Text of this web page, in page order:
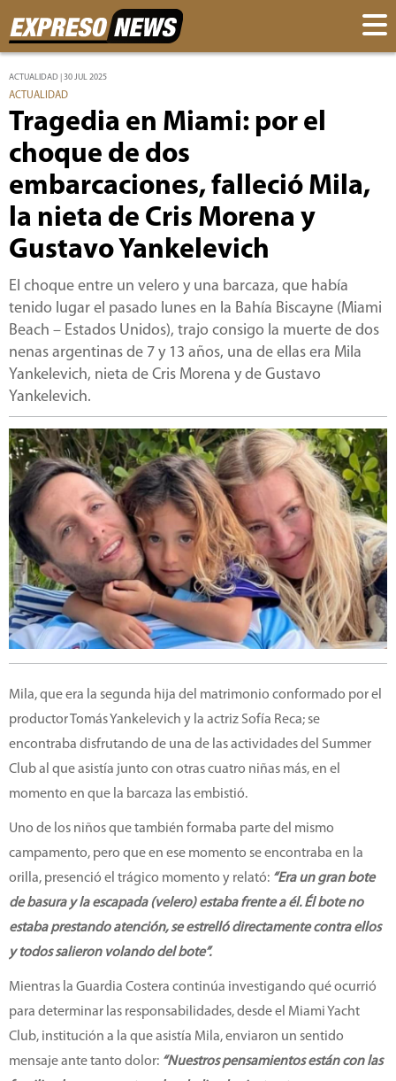
ACTUALIDAD | 30 JUL 2025
ACTUALIDAD
Tragedia en Miami: por el
choque de dos
embarcaciones, falleció Mila,
la nieta de Cris Morena y
Gustavo Yankelevich
El choque entre un velero y una barcaza, que había
tenido lugar el pasado lunes en la Bahía Biscayne (Miami
Beach – Estados Unidos), trajo consigo la muerte de dos
nenas argentinas de 7 y 13 años, una de ellas era Mila
Yankelevich, nieta de Cris Morena y de Gustavo
Yankelevich.
Mila, que era la segunda hija del matrimonio conformado por el
productor Tomás Yankelevich y la actriz Sofía Reca; se
encontraba disfrutando de una de las actividades del Summer
Club al que asistía junto con otras cuatro niñas más, en el
momento en que la barcaza las embistió.
Uno de los niños que también formaba parte del mismo
campamento, pero que en ese momento se encontraba en la
orilla, presenció el trágico momento y relató: “Era un gran bote
de basura y la escapada (velero) estaba frente a él. Él bote no
estaba prestando atención, se estrelló directamente contra ellos
y todos salieron volando del bote”.
Mientras la Guardia Costera continúa investigando qué ocurrió
para determinar las responsabilidades, desde el Miami Yacht
Club, institución a la que asistía Mila, enviaron un sentido
mensaje ante tanto dolor: “Nuestros pensamientos están con las